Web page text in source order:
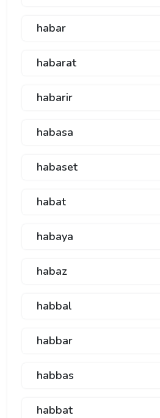
habar
habarat
habarir
habasa
habaset
habat
habaya
habaz
habbal
habbar
habbas
habbat